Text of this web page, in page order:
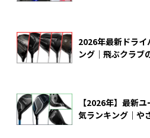
2026年最新ドラ
ング｜飛ぶクラブ
【2026年】最新
気ランキング｜や